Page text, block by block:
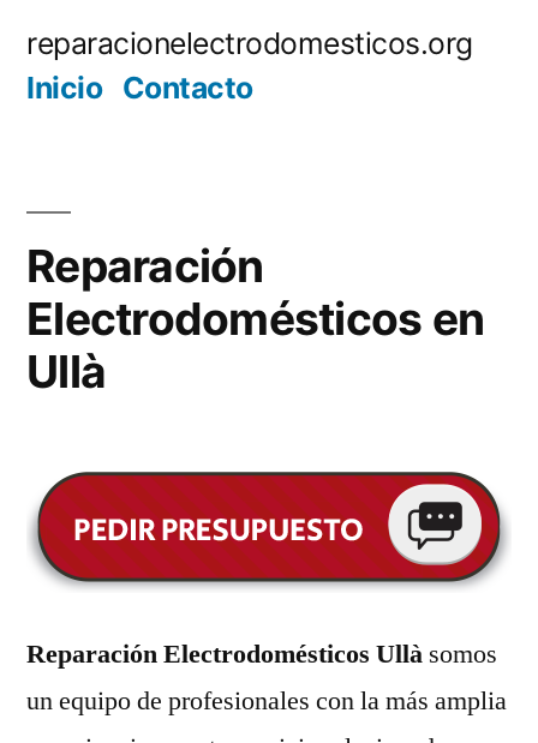
reparacionelectrodomesticos.org
Inicio Contacto
Reparación
Electrodomésticos en
Ullà
Reparación Electrodomésticos Ullà somos
un equipo de profesionales con la más amplia